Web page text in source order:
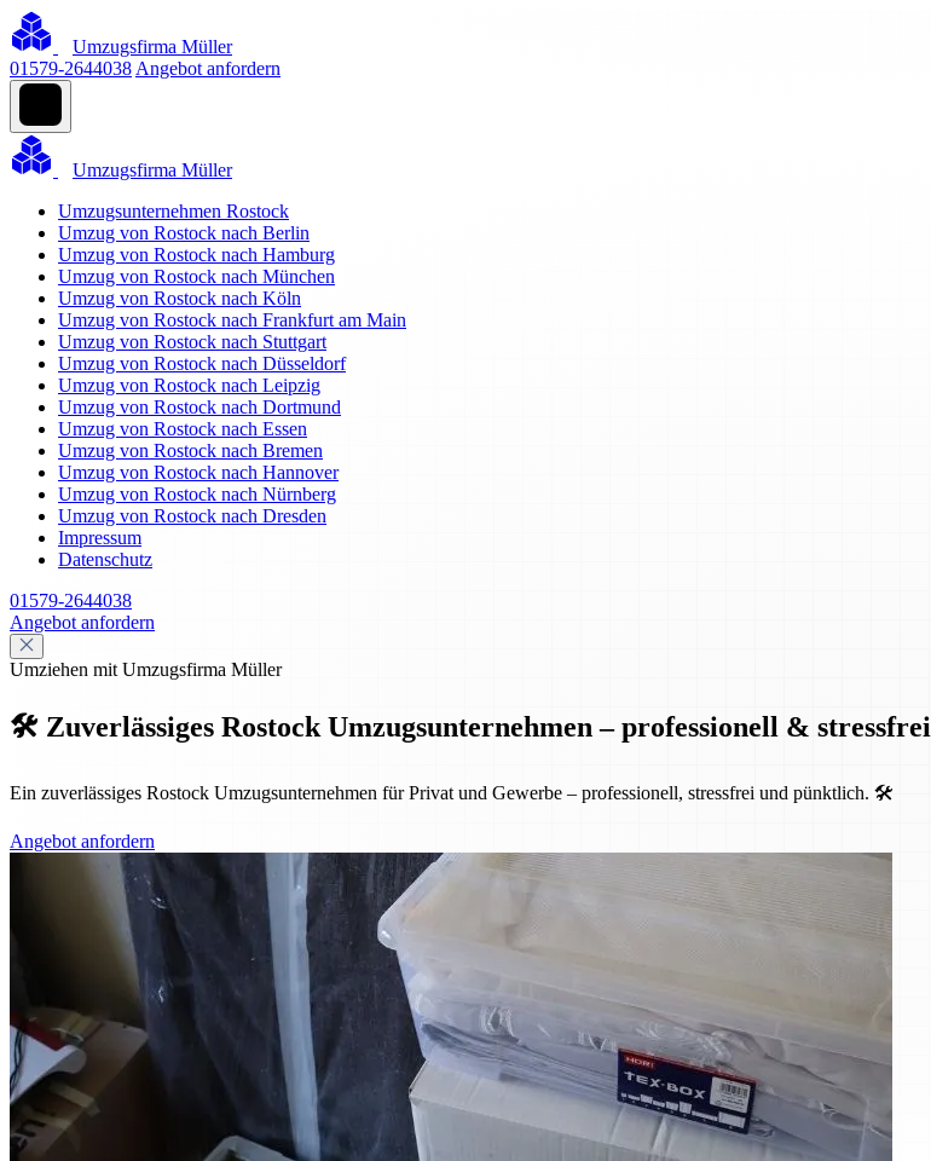
Umzugsfirma Müller
01579-2644038 Angebot anfordern
Umzugsfirma Müller
Umzugsunternehmen Rostock
Umzug von Rostock nach Berlin
Umzug von Rostock nach Hamburg
Umzug von Rostock nach München
Umzug von Rostock nach Köln
Umzug von Rostock nach Frankfurt am Main
Umzug von Rostock nach Stuttgart
Umzug von Rostock nach Düsseldorf
Umzug von Rostock nach Leipzig
Umzug von Rostock nach Dortmund
Umzug von Rostock nach Essen
Umzug von Rostock nach Bremen
Umzug von Rostock nach Hannover
Umzug von Rostock nach Nürnberg
Umzug von Rostock nach Dresden
Impressum
Datenschutz
01579-2644038
Angebot anfordern
Umziehen mit Umzugsfirma Müller
🛠️ Zuverlässiges Rostock Umzugsunternehmen – professionell & stressfrei
Ein zuverlässiges Rostock Umzugsunternehmen für Privat und Gewerbe – professionell, stressfrei und pünktlich. 🛠️
Angebot anfordern